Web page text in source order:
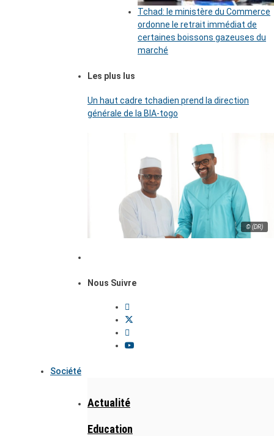
Tchad: le ministère du Commerce
ordonne le retrait immédiat de
certaines boissons gazeuses du
marché
Les plus lus
Un haut cadre tchadien prend la direction
générale de la BIA-togo
© (DR)
Nous Suivre
Société
Actualité
Education